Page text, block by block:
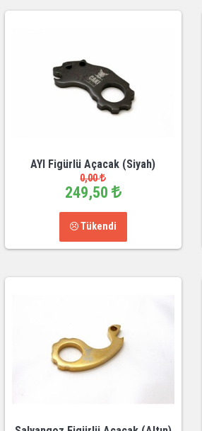
AYI Figürlü Açacak (Siyah)
0,00
249,50
Tükendi